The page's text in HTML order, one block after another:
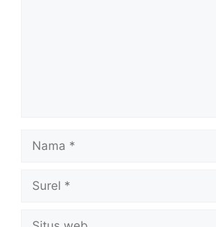
Nama
Surel
Situs